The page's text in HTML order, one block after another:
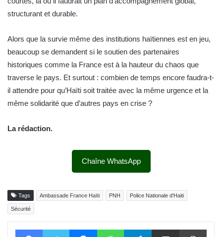
structurant et durable.
Alors que la survie même des institutions haïtiennes est en jeu,
beaucoup se demandent si le soutien des partenaires
historiques comme la France est à la hauteur du chaos que
traverse le pays. Et surtout : combien de temps encore faudra-t-
il attendre pour qu’Haïti soit traitée avec la même urgence et la
même solidarité que d’autres pays en crise ?
La rédaction.
Chaîne WhatsApp
Tags Ambassade France Haïti PNH Police Nationale d'Haiti
Sécurité
FacebookTwitter MessengerWhatsAppTelegram Partager par email